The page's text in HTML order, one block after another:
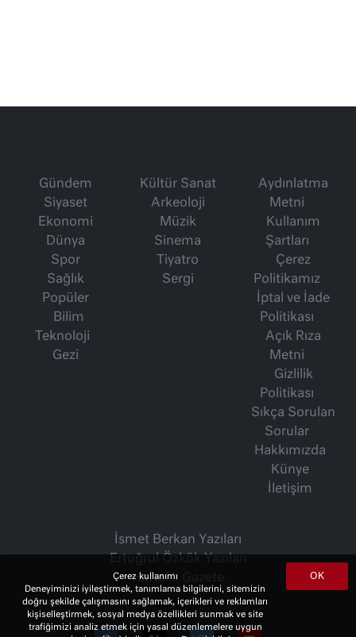
Gündem
Siyaset
Ekonomi
Dünya
Spor
Sağlık
Popüler
Bilim
Teknoloji
Gezi
Kültür Sanat
Arkeoloji
Müzik
Sinema
Tiyatro
Sergi
Aydınlatma
Metni
Kullanım
Şartları
Çerez
Politikamız
İptal ve İade
Politikası
Açık Rıza
Metni
Gizlilik
Politikası
Sıkça Sorulan
Sorular
Hakkımızda
Künye
İletişim
İsmet Berkan Yazıları
Haftalık Gazete
OK
Çerez kullanımı
Deneyiminizi iyileştirmek, tanımlama bilgilerini, sitemizin
doğru şekilde çalışmasını sağlamak, içerikleri ve reklamları
kişiselleştirmek, sosyal medya özellikleri sunmak ve site
trafiğimizi analiz etmek için yasal düzenlemelere uygun